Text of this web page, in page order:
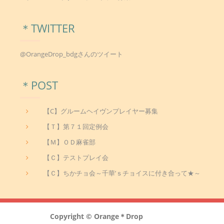
シ
ン
＊TWITTER
@OrangeDrop_bdgさんのツイート
＊POST
【C】グルームヘイヴンプレイヤー募集
【Ｔ】第７１回定例会
【Ｍ】ＯＤ麻雀部
【Ｃ】テストプレイ会
【Ｃ】ちかチョ会～千華’ｓチョイスに付き合って★～
Copyright © Orange＊Drop